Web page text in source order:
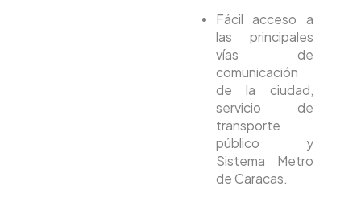
Fácil acceso a
las principales
vías de
comunicación
de la ciudad,
servicio de
transporte
público y
Sistema Metro
de Caracas.